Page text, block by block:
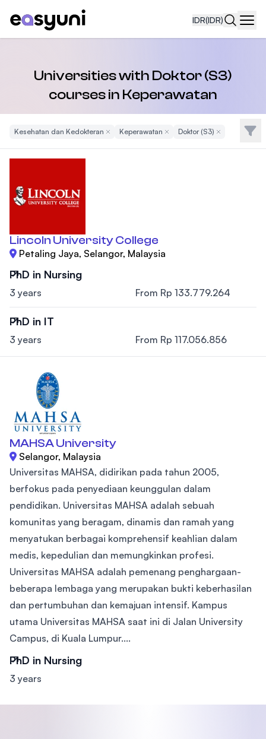
IDR(IDR)
Universities with Doktor (S3)
courses in Keperawatan
Kesehatan dan Kedokteran Remove Filter
Keperawatan Remove Filter
Doktor (S3) Remove FilterFilter
Lincoln University College
Petaling Jaya, Selangor, Malaysia
PhD in Nursing
3 years From Rp 133.779.264
PhD in IT
3 years From Rp 117.056.856
MAHSA University
Selangor, Malaysia
Universitas MAHSA, didirikan pada tahun 2005,
berfokus pada penyediaan keunggulan dalam
pendidikan. Universitas MAHSA adalah sebuah
komunitas yang beragam, dinamis dan ramah yang
menyatukan berbagai komprehensif keahlian dalam
medis, kepedulian dan memungkinkan profesi.
Universitas MAHSA adalah pemenang penghargaan-
beberapa lembaga yang merupakan bukti keberhasilan
dan pertumbuhan dan kemajuan intensif. Kampus
utama Universitas MAHSA saat ini di Jalan University
Campus, di Kuala Lumpur....
PhD in Nursing
3 years